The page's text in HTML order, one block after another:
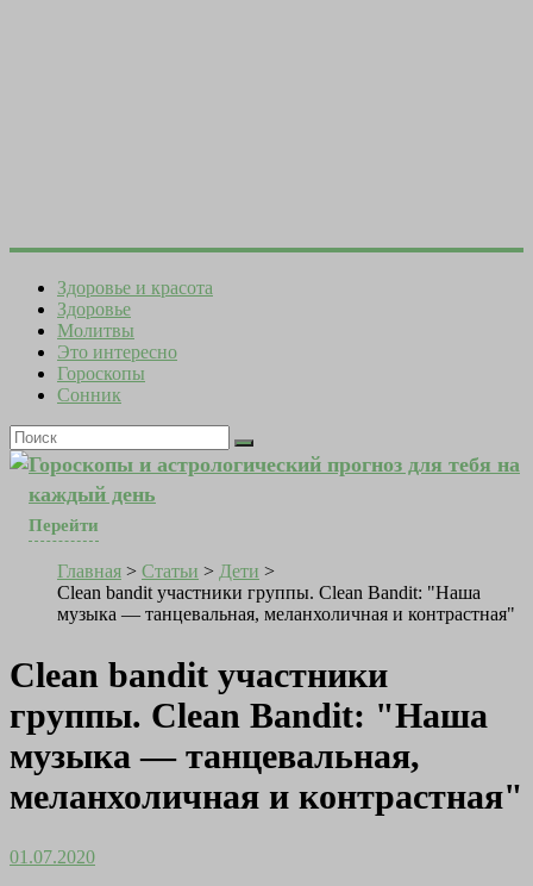
Здоровье и красота
Здоровье
Молитвы
Это интересно
Гороскопы
Сонник
Гороскопы и астрологический прогноз для тебя на
каждый день
Перейти
Главная > Статьи > Дети >
Clean bandit участники группы. Clean Bandit: "Наша
музыка — танцевальная, меланхоличная и контрастная"
Clean bandit участники
группы. Clean Bandit: "Наша
музыка — танцевальная,
меланхоличная и контрастная"
01.07.2020